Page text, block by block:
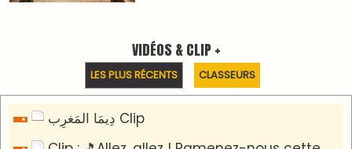
sur la régionalisation avancée et l’équité